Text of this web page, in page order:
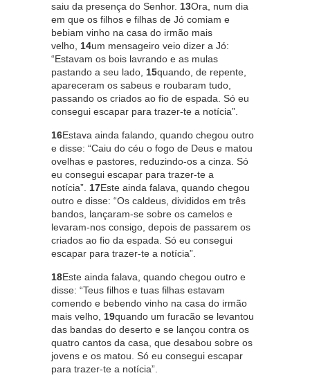
saiu da presença do Senhor. 13Ora, num dia
em que os filhos e filhas de Jó comiam e
bebiam vinho na casa do irmão mais
velho, 14um mensageiro veio dizer a Jó:
“Estavam os bois lavrando e as mulas
pastando a seu lado, 15quando, de repente,
apareceram os sabeus e roubaram tudo,
passando os criados ao fio de espada. Só eu
consegui escapar para trazer-te a notícia”.
16Estava ainda falando, quando chegou outro
e disse: “Caiu do céu o fogo de Deus e matou
ovelhas e pastores, reduzindo-os a cinza. Só
eu consegui escapar para trazer-te a
notícia”. 17Este ainda falava, quando chegou
outro e disse: “Os caldeus, divididos em três
bandos, lançaram-se sobre os camelos e
levaram-nos consigo, depois de passarem os
criados ao fio da espada. Só eu consegui
escapar para trazer-te a notícia”.
18Este ainda falava, quando chegou outro e
disse: “Teus filhos e tuas filhas estavam
comendo e bebendo vinho na casa do irmão
mais velho, 19quando um furacão se levantou
das bandas do deserto e se lançou contra os
quatro cantos da casa, que desabou sobre os
jovens e os matou. Só eu consegui escapar
para trazer-te a notícia”.